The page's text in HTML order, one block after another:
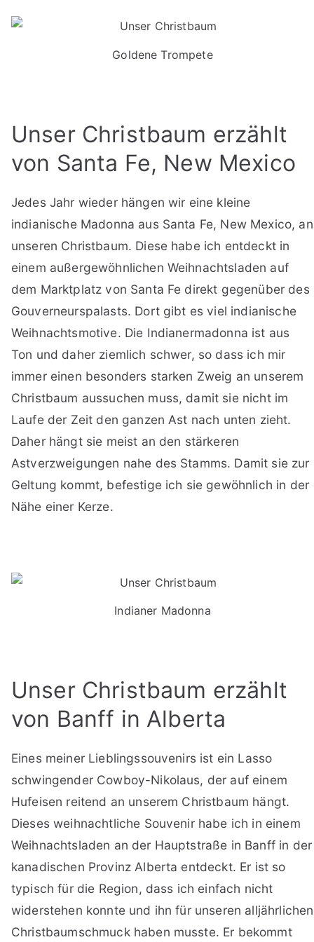
Goldene Trompete
Unser Christbaum erzählt
von Santa Fe, New Mexico
Jedes Jahr wieder hängen wir eine kleine
indianische Madonna aus Santa Fe, New Mexico, an
unseren Christbaum. Diese habe ich entdeckt in
einem außergewöhnlichen Weihnachtsladen auf
dem Marktplatz von Santa Fe direkt gegenüber des
Gouverneurspalasts. Dort gibt es viel indianische
Weihnachtsmotive. Die Indianermadonna ist aus
Ton und daher ziemlich schwer, so dass ich mir
immer einen besonders starken Zweig an unserem
Christbaum aussuchen muss, damit sie nicht im
Laufe der Zeit den ganzen Ast nach unten zieht.
Daher hängt sie meist an den stärkeren
Astverzweigungen nahe des Stamms. Damit sie zur
Geltung kommt, befestige ich sie gewöhnlich in der
Nähe einer Kerze.
Indianer Madonna
Unser Christbaum erzählt
von Banff in Alberta
Eines meiner Lieblingssouvenirs ist ein Lasso
schwingender Cowboy-Nikolaus, der auf einem
Hufeisen reitend an unserem Christbaum hängt.
Dieses weihnachtliche Souvenir habe ich in einem
Weihnachtsladen an der Hauptstraße in Banff in der
kanadischen Provinz Alberta entdeckt. Er ist so
typisch für die Region, dass ich einfach nicht
widerstehen konnte und ihn für unseren alljährlichen
Christbaumschmuck haben musste. Er bekommt